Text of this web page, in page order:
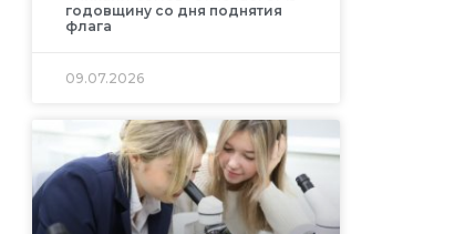
годовщину со дня поднятия
флага
09.07.2026